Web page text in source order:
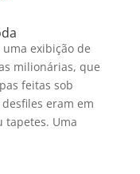
uma exibição de
milionárias, que
feitas sob
eram em
tapetes. Uma